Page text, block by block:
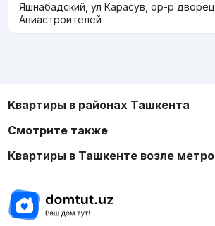
Яшнабадский, ул Карасув, ор-р дворец
Авиастроителей
Квартиры в районах Ташкента
Смотрите также
Квартиры в Ташкенте возле метро